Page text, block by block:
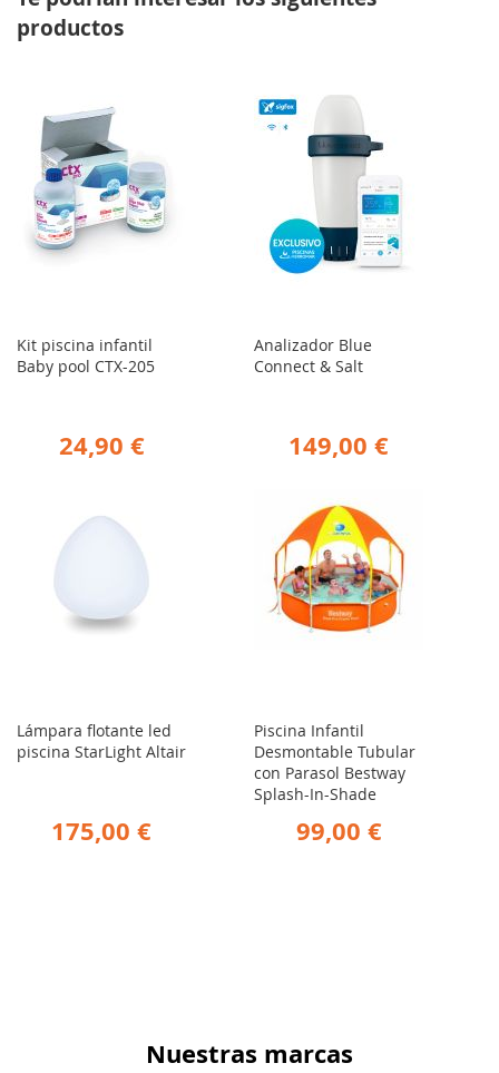
productos
Kit piscina infantil
Baby pool CTX-205
24,90 €
Analizador Blue
Connect & Salt
149,00 €
Lámpara flotante led
piscina StarLight Altair
175,00 €
Piscina Infantil
Desmontable Tubular
con Parasol Bestway
Splash-In-Shade
99,00 €
Nuestras marcas